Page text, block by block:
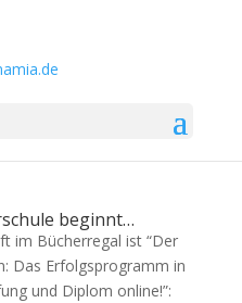
beginnt…
im Bücherregal ist “Der
Das Erfolgsprogramm in
und Diplom online!”: